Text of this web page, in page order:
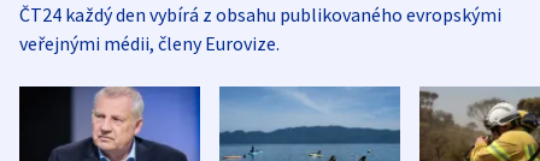
ČT24 každý den vybírá z obsahu publikovaného evropskými
veřejnými médii, členy Eurovize.